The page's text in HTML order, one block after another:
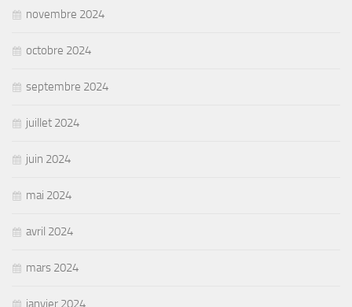
novembre 2024
octobre 2024
septembre 2024
juillet 2024
juin 2024
mai 2024
avril 2024
mars 2024
janvier 2024